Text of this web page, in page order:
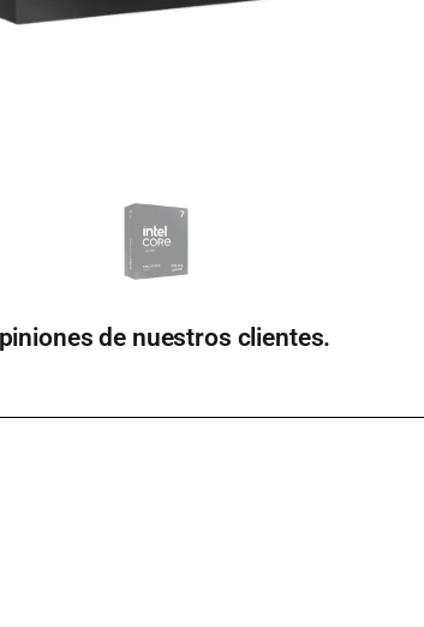
de nuestros clientes.